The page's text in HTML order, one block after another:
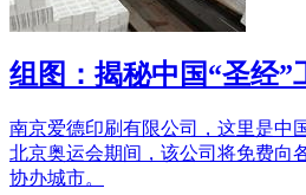
组图：揭秘中国“圣经
南京爱德印刷有限公司，这里是中
北京奥运会期间，该公司将免费向
协办城市。